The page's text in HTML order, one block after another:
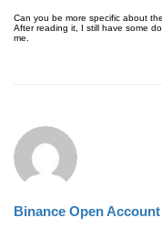
Can you be more specific about
After reading it, I still have some
me.
Binance Open Account